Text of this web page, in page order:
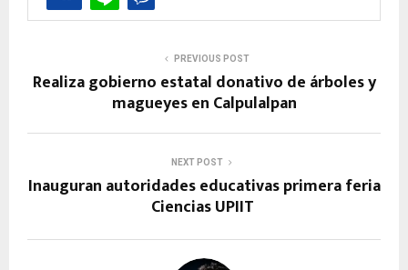
PREVIOUS POST
Realiza gobierno estatal donativo de árboles y
magueyes en Calpulalpan
NEXT POST
Inauguran autoridades educativas primera feria
Ciencias UPIIT